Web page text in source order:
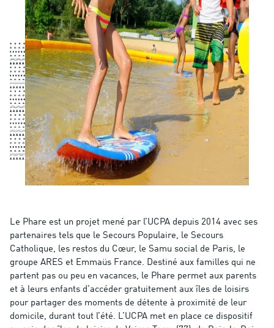
Le Phare est un projet mené par l’UCPA depuis 2014 avec ses
partenaires tels que le Secours Populaire, le Secours
Catholique, les restos du Cœur, le Samu social de Paris, le
groupe ARES et Emmaüs France. Destiné aux familles qui ne
partent pas ou peu en vacances, le Phare permet aux parents
et à leurs enfants d’accéder gratuitement aux îles de loisirs
pour partager des moments de détente à proximité de leur
domicile, durant tout l’été. L’UCPA met en place ce dispositif